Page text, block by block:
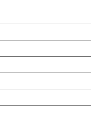
ะความเป็นระเบียบภายในบ้าน